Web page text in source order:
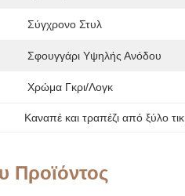
Σύγχρονο Στυλ
Σφουγγάρι Υψηλής Ανόδου
Χρώμα Γκρι/Λογκ
Καναπέ και τραπέζι από ξύλο τικ,
Προϊόντος